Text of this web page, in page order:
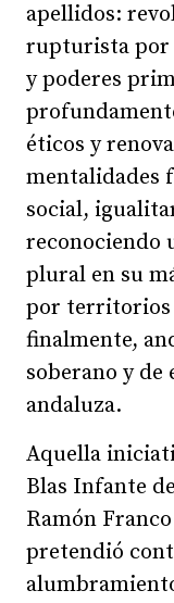
apellidos:
rupturista por
y poderes
éticos y
mentalidades
social,
reconociendo
plural en su
por territorios
finalmente,
soberano y de
andaluza.
Aquella
Blas Infante
Ramón
pretendió